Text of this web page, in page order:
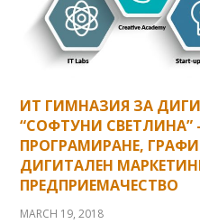
ИТ ГИМНАЗИЯ ЗА
“СОФТУНИ
ПРОГРАМИРАНЕ,
ДИГИТАЛЕН
ПРЕДПРИЕМАЧЕСТВО
MARCH 19, 2018